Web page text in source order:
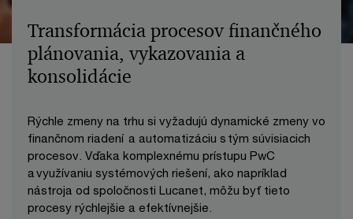
Transformácia procesov finančného
plánovania, vykazovania a
konsolidácie
Rýchle zmeny na trhu si vyžadujú dynamické zmeny vo
finančnom riadení a automatizáciu s tým súvisiacich
procesov. Vďaka komplexnému prístupu PwC
a využívaniu systémových riešení, ako napríklad
nástroja od spoločnosti Lucanet, môžu byť tieto
procesy rýchlejšie a efektívnejšie.